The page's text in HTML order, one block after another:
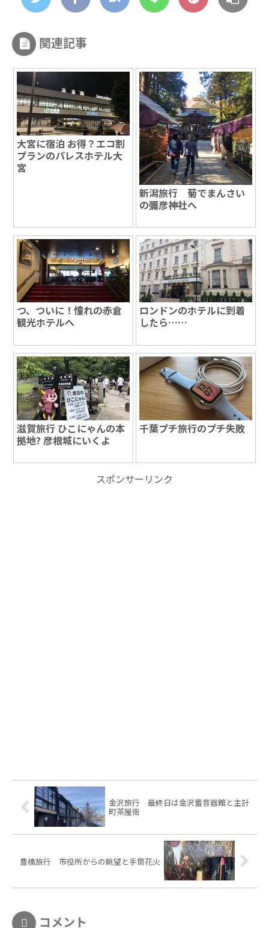
関連記事
大宮に宿泊 お得？エコ割
プランのパレスホテル大
宮
新潟旅行 菊でまんさい
の彌彦神社へ
つ、ついに！憧れの赤倉
観光ホテルへ
ロンドンのホテルに到着
したら……
滋賀旅行 ひこにゃんの本
拠地? 彦根城にいくよ
千葉プチ旅行のプチ失敗
スポンサーリンク
金沢旅行 最終日は金沢蓄音器館と主計
町茶屋街
豊橋旅行 市役所からの眺望と手筒花火
コメント